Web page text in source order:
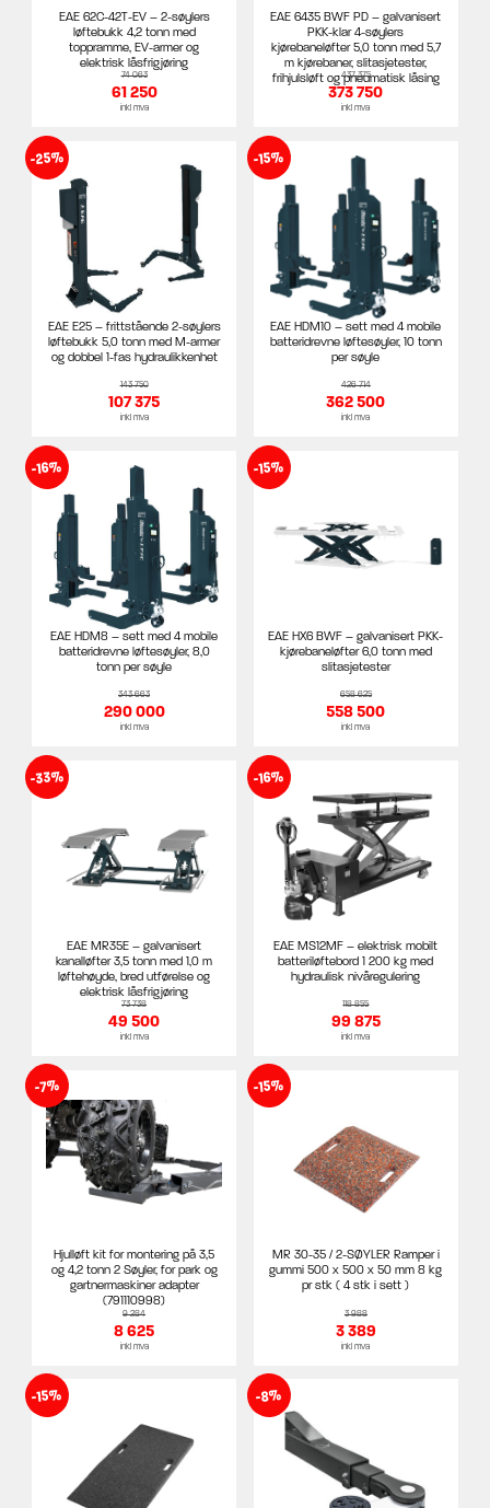
EAE 62C-42T-EV – 2-søylers
løftebukk 4,2 tonn med
toppramme, EV-armer og
elektrisk låsfrigjøring
74 063
61 250
inkl mva
EAE 6435 BWF PD – galvanisert
PKK-klar 4-søylers
kjørebaneløfter 5,0 tonn med 5,7
m kjørebaner, slitasjetester,
frihjulsløft og pneumatisk låsing
437 375
373 750
inkl mva
-25%
EAE E25 – frittstående 2-søylers
løftebukk 5,0 tonn med M-armer
og dobbel 1-fas hydraulikkenhet
143 750
107 375
inkl mva
-15%
EAE HDM10 – sett med 4 mobile
batteridrevne løftesøyler, 10 tonn
per søyle
426 714
362 500
inkl mva
-16%
EAE HDM8 – sett med 4 mobile
batteridrevne løftesøyler, 8,0
tonn per søyle
343 663
290 000
inkl mva
-15%
EAE HX6 BWF – galvanisert PKK-
kjørebaneløfter 6,0 tonn med
slitasjetester
658 625
558 500
inkl mva
-33%
EAE MR35E – galvanisert
kanalløfter 3,5 tonn med 1,0 m
løftehøyde, bred utførelse og
elektrisk låsfrigjøring
73 738
49 500
inkl mva
-16%
EAE MS12MF – elektrisk mobilt
batteriløftebord 1 200 kg med
hydraulisk nivåregulering
118 855
99 875
inkl mva
-7%
Hjulløft kit for montering på 3,5
og 4,2 tonn 2 Søyler, for park og
gartnermaskiner adapter
(791110998)
9 284
8 625
inkl mva
-15%
MR 30-35 / 2-SØYLER Ramper i
gummi 500 x 500 x 50 mm 8 kg
pr stk ( 4 stk i sett )
3 988
3 389
inkl mva
-15% -8%